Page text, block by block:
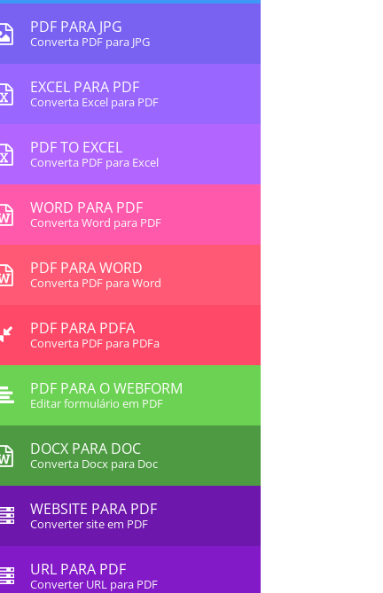
PDF PARA JPG
Converta PDF para JPG
EXCEL PARA PDF
Converta Excel para PDF
PDF TO EXCEL
Converta PDF para Excel
WORD PARA PDF
Converta Word para PDF
PDF PARA WORD
Converta PDF para Word
PDF PARA PDFA
Converta PDF para PDFa
PDF PARA O WEBFORM
Editar formulário em PDF
DOCX PARA DOC
Converta Docx para Doc
WEBSITE PARA PDF
Converter site em PDF
URL PARA PDF
Converter URL para PDF